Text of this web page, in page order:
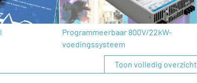
Programmeerbaar 800V/22kW-
voedingssysteem
Toon volledig overzicht